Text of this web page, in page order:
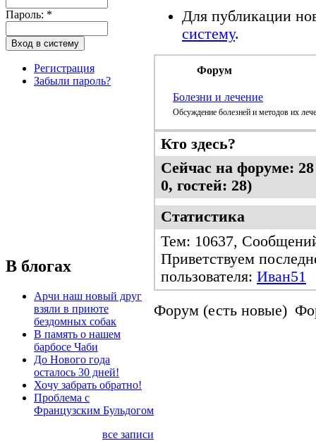
Пароль: *
Регистрация
Забыли пароль?
В блогах
Арчи наш новый друг
взяли в приюте
бездомных собак
В память о нашем
барбосе Чаби
До Нового года
осталось 30 дней!
Хочу забрать обратно!
Проблема с
Французским Бульдогом
все записи
Для публикации
систему.
Форум
Болезни и лечение
Обсуждение болезней и методов их
Кто здесь?
Сейчас на форуме: 28
0, гостей: 28)
Статистика
Тем: 10637,
Приветствуем
пользователя: Иван51
Форум (есть новые)